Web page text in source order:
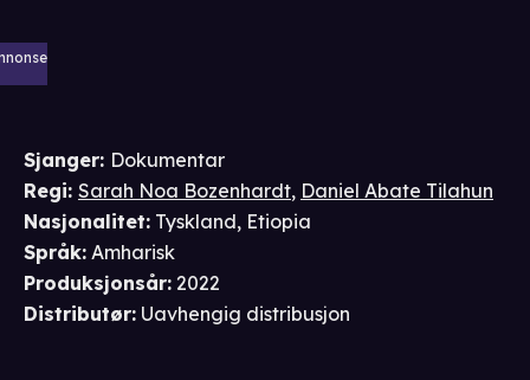
Sjanger: Dokumentar
Regi: Sarah Noa Bozenhardt, Daniel Abate Tilahun
Nasjonalitet: Tyskland, Etiopia
Språk: Amharisk
Produksjonsår: 2022
Distributør: Uavhengig distribusjon